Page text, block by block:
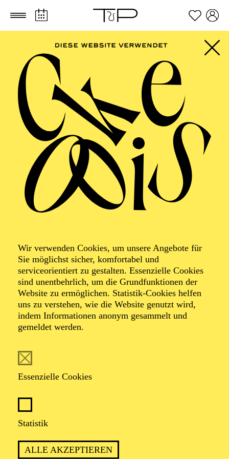
Zum Hauptinhalt springen Zum Footer springen
Wir verwenden Cookies, um unsere Angebote für
Sie möglichst sicher, komfortabel und
serviceorientiert zu gestalten. Essenzielle Cookies
sind unentbehrlich, um die Grundfunktionen der
Website zu ermöglichen. Statistik-Cookies helfen
uns zu verstehen, wie die Website genutzt wird,
indem Informationen anonym gesammelt und
gemeldet werden.
Essenzielle Cookies
Statistik
ALLE AKZEPTIEREN
Foto: Benne Ochs
Almas Svilpa
Bass-Bariton
Heimatstadt Klaipeda sowie in Vilnius und Zürich.
engagiert, 1997 folgte die Verpflichtung ans Aalto-
Holländer"), Jochanaan ("Salome"), Kaspar ("Der
Freischütz"), Escamillo ("Carmen"), Orest ("Elektra"),